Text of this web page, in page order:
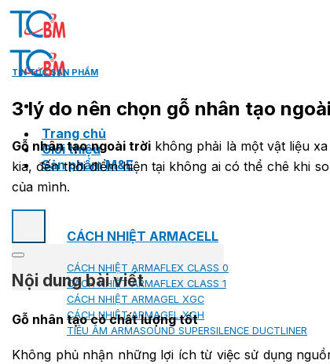
Skip
Trang chủ
Giới thiệu
Sản phẩm M&E
CÁCH NHIỆT ARMACELL
CÁCH NHIỆT ARMAFLEX CLASS 0
CÁCH NHIỆT ARMAFLEX CLASS 1
CÁCH NHIỆT ARMAGEL XGC
CÁCH NHIỆT ARMAGEL XGH
TIÊU ÂM ARMASOUND SUPERSILENCE DUCTLINER
TIN TỨC SẢN PHẨM
3 lý do nên chọn gỗ nhân tạo
Gỗ nhân tạo ngoài trờikhông phải là một vật liệu
kia, đến thời điểm hiện tại không ai có thể chê khi
của mình.
Nội dung bài viết
Gỗ nhân tạo có chất lượng tốt
Không phủ nhận những lợi ích từ việc sử dụng